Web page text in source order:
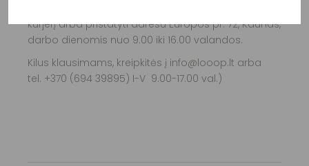
kurjerį arba pristatyti adresu Europos pr. 72, Kaunas,
darbo dienomis nuo 9.00 iki 16.00 valandos.
Kilus klausimams, kreipkitės į info@looop.lt arba
tel. +370 (694 39895) I-V 9.00-17.00 val.)